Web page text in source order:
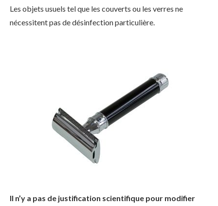
Les objets usuels tel que les couverts ou les verres ne
nécessitent pas de désinfection particulière.
Il n’y a pas de justification scientifique pour modifier